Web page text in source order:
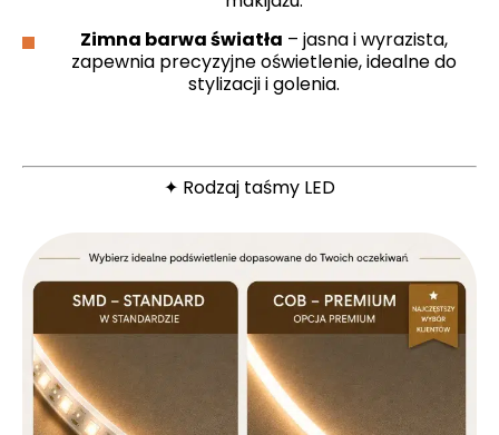
Zimna barwa światła – jasna i wyrazista,
zapewnia precyzyjne oświetlenie, idealne do
stylizacji i golenia.
✦ Rodzaj taśmy LED